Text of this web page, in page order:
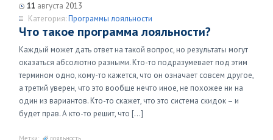
11 августа 2013
Категория:Программы лояльности
Что такое программа лояльности?
Каждый может дать ответ на такой вопрос, но результаты могут
оказаться абсолютно разными. Кто-то подразумевает под этим
термином одно, кому-то кажется, что он означает совсем другое,
а третий уверен, что это вообще нечто иное, не похожее ни на
один из вариантов. Кто-то скажет, что это система скидок – и
будет прав. А кто-то решит, что […]
Метки: лояльность